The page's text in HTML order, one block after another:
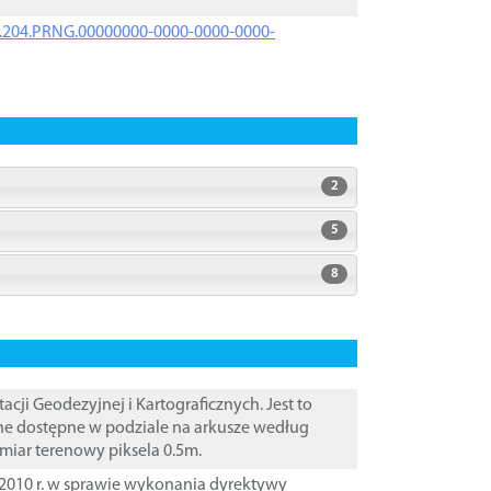
0000-0000-0000-
2
5
8
Geodezyjnej i Kartograficznych. Jest to
dostępne w podziale na arkusze według
terenowy piksela 0.5m.
2010 r. w sprawie wykonania dyrektywy